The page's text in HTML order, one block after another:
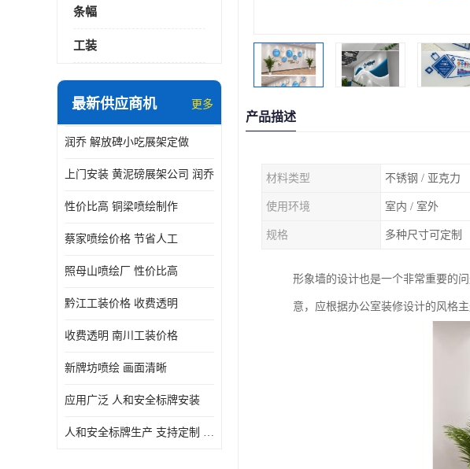
条幅
工装
最新供应商机 更多
润乔 解放碑小吃展架定做
上门安装 黄泥磅展架公司 润乔
性价比高 铜梁喷绘制作
蔡家喷绘价格 节省人工
照母山喷绘厂 性价比高
黔江工装价格 收费透明
收费透明 南川工装价格
新牌坊喷绘 画面清晰
应用广泛 人和安全标牌安装
人和安全标牌生产 支持定制 润乔
产品描述
材料类型 不锈钢 / 亚克力
使用环境 室内 / 室外
规格 多种尺寸可定制
形象墙的设计也是一个非常重要的
意，应根据办公室装修设计的风格